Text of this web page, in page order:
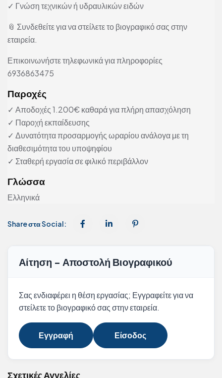
✓ Γνώση τεχνικών ή υδραυλικών ειδών
📎 Συνδεθείτε για να στείλετε το βιογραφικό σας στην
εταιρεία.
Επικοινωνήστε τηλεφωνικά για πληροφορίες
6936863475
Παροχές
✓ Αποδοχές 1.200€ καθαρά για πλήρη απασχόληση
✓ Παροχή εκπαίδευσης
✓ Δυνατότητα προσαρμογής ωραρίου ανάλογα με τη
διαθεσιμότητα του υποψηφίου
✓ Σταθερή εργασία σε φιλικό περιβάλλον
Γλώσσα
Ελληνικά
Share στα Social:
Αίτηση - Αποστολή Βιογραφικού
Σας ενδιαφέρει η θέση εργασίας; Εγγραφείτε για να
στείλετε το βιογραφικό σας στην εταιρεία.
Εγγραφή Είσοδος
Σχετικές Αγγελίες